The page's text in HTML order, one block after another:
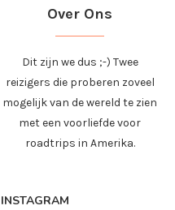
Over Ons
Dit zijn we dus ;-) Twee
reizigers die proberen zoveel
mogelijk van de wereld te zien
met een voorliefde voor
roadtrips in Amerika.
INSTAGRAM